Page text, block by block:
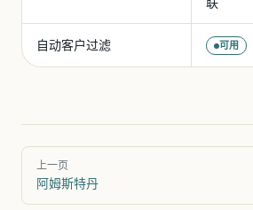
自动客户过滤 可用
Pager
上一页
阿姆斯特丹